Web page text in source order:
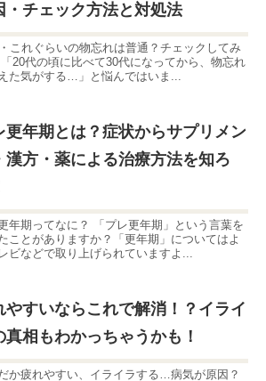
・チェック方法と対処法
これぐらいの物忘れは普通？チェックしてみ
20代の頃に比べて30代になってから、物忘れ
た気がする…」と悩んではいま...
更年期とは？症状からサプリメン
漢方・薬による治療方法を知ろ
年期ってなに？ 「プレ更年期」という言葉を
ことがありますか？「更年期」についてはよ
ビなどで取り上げられていますよ...
やすいならこれで解消！？イライ
真相もわかっちゃうかも！
か疲れやすい、イライラする…病気が原因？